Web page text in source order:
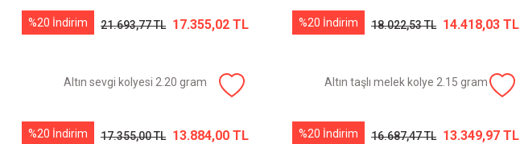
%20 İndirim 21.693,77 TL 17.355,02 TL %20 İndirim 18.022,53 TL 14.418,03 TL
Altın sevgi kolyesi 2.20 gram
%20 İndirim 17.355,00 TL 13.884,00 TL
Altın taşlı melek kolye 2.15 gram
%20 İndirim 16.687,47 TL 13.349,97 TL